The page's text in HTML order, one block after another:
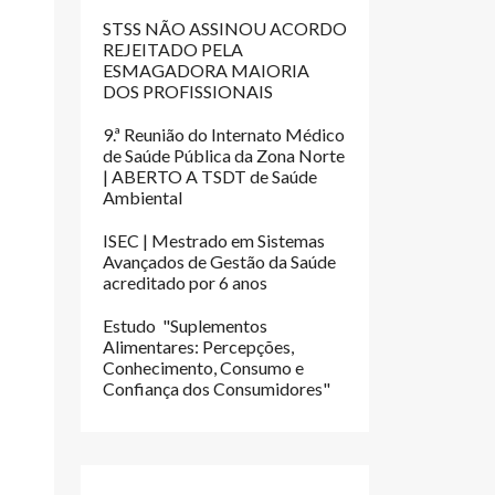
GREVE AO TRABALHO PRESTADO ALÉM DO PNT - DESDE AS
STSS NÃO ASSINOU ACORDO
REJEITADO PELA
ESMAGADORA MAIORIA
DOS PROFISSIONAIS
9.ª Reunião do Internato Médico
de Saúde Pública da Zona Norte
| ABERTO A TSDT de Saúde
Ambiental
ISEC | Mestrado em Sistemas
Avançados de Gestão da Saúde
acreditado por 6 anos
Estudo "Suplementos
Alimentares: Percepções,
Conhecimento, Consumo e
Confiança dos Consumidores"